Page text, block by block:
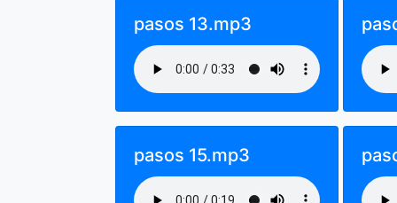
pasos 13.mp3
pasos 15.mp3